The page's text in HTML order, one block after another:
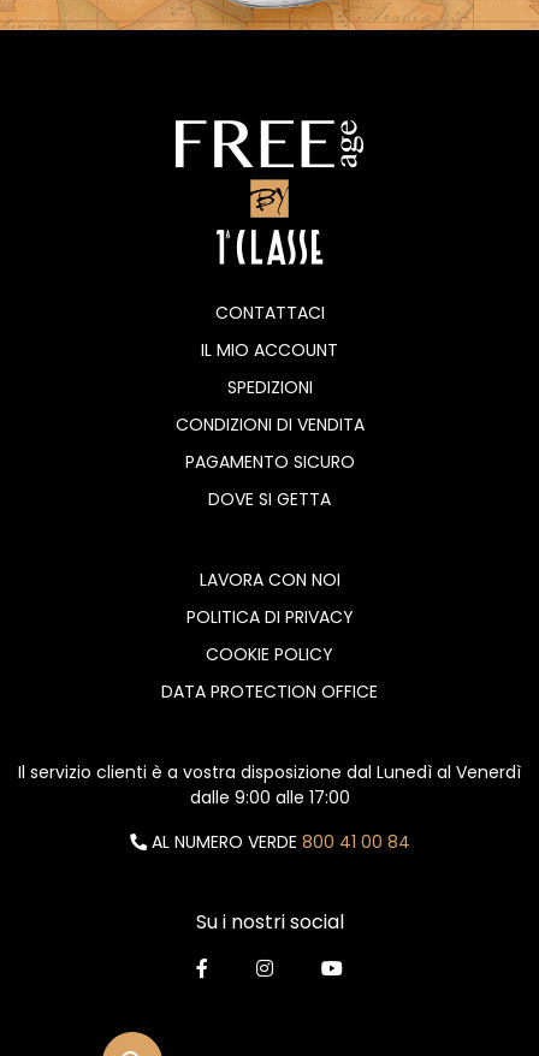
CONTATTACI
IL MIO ACCOUNT
SPEDIZIONI
CONDIZIONI DI VENDITA
PAGAMENTO SICURO
DOVE SI GETTA
LAVORA CON NOI
POLITICA DI PRIVACY
COOKIE POLICY
DATA PROTECTION OFFICE
Il servizio clienti è a vostra disposizione dal Lunedì al Venerdì
dalle 9:00 alle 17:00
AL NUMERO VERDE 800 41 00 84
Su i nostri social